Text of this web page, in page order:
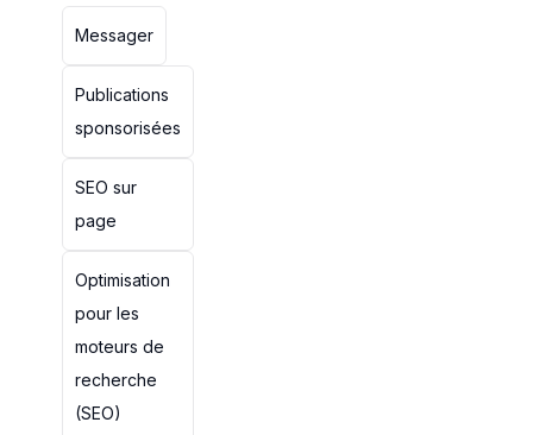
Messager
Publications
sponsorisées
SEO sur
page
Optimisation
pour les
moteurs de
recherche
(SEO)